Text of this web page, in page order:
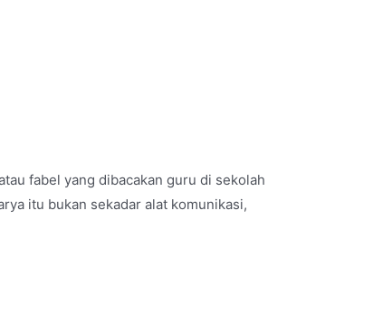
fabel yang dibacakan guru di sekolah
itu bukan sekadar alat komunikasi,